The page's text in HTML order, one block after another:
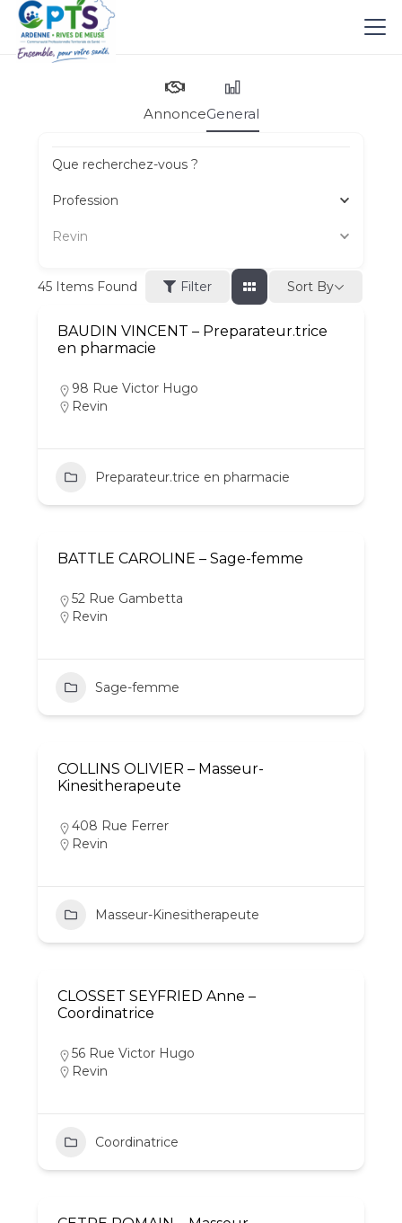
AnnonceGeneral
Que recherchez-vous ?
Profession
Revin
45 Items Found Filter Sort By
BAUDIN VINCENT – Preparateur.trice
en pharmacie
98 Rue Victor Hugo
Revin
Preparateur.trice en pharmacie
BATTLE CAROLINE – Sage-femme
52 Rue Gambetta
Revin
Sage-femme
COLLINS OLIVIER – Masseur-
Kinesitherapeute
408 Rue Ferrer
Revin
Masseur-Kinesitherapeute
CLOSSET SEYFRIED Anne –
Coordinatrice
56 Rue Victor Hugo
Revin
Coordinatrice